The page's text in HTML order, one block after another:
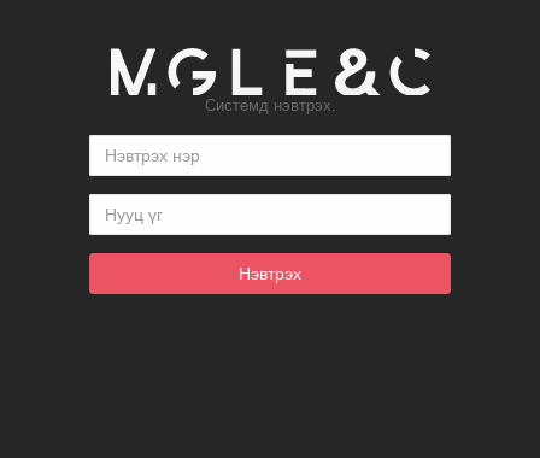
Системд нэвтрэх.
Нэвтрэх